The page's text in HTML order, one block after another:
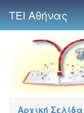
ΤΕΙ Αθήνας
Αρχική Σελίδα